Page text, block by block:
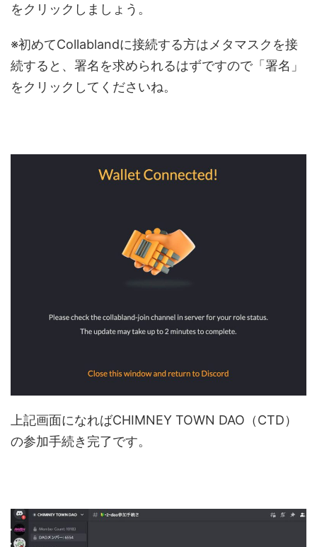
をクリックしましょう。
※初めてCollablandに接続する方はメタマスクを接
続すると、署名を求められるはずですので「署名」
をクリックしてくださいね。
上記画面になればCHIMNEY TOWN DAO（CTD）
の参加手続き完了です。